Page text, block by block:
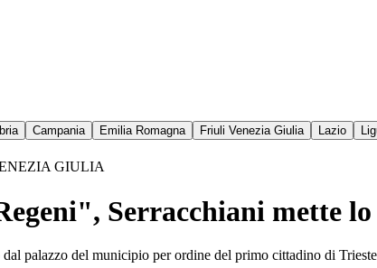
Campania Emilia Romagna Friuli Venezia Giulia Lazio
GIULIA
Serracchiani mette
palazzo del municipio per ordine del primo cittadino di